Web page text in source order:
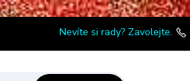
Nevíte si rady? Zavolejte.